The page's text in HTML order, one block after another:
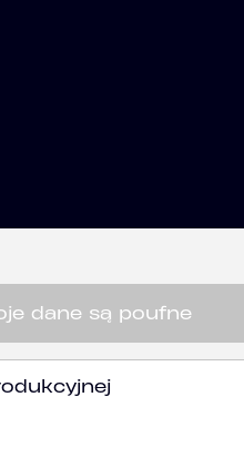
dane są poufne